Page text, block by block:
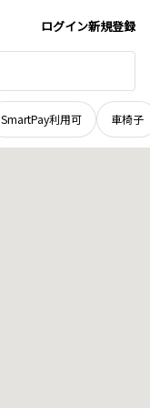
ログイン新規登録
SmartPay利用可 車椅子